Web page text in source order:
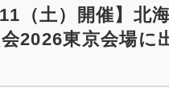
11（土）開催】北
2026東京会場に